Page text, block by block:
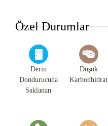
Özel Durumlar
Derin
Dondurucuda
Saklanan
Düşük
Karbonhidrat